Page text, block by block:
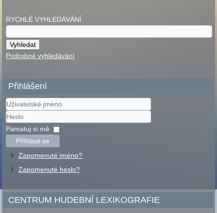
RYCHLÉ VYHLEDÁVÁNÍ
Podrobné vyhledávání
Přihlášení
Uživatelské
jméno
Heslo
Pamatuj si mě
Přihlásit se
Zapomenuté jméno?
Zapomenuté heslo?
CENTRUM HUDEBNÍ LEXIKOGRAFIE